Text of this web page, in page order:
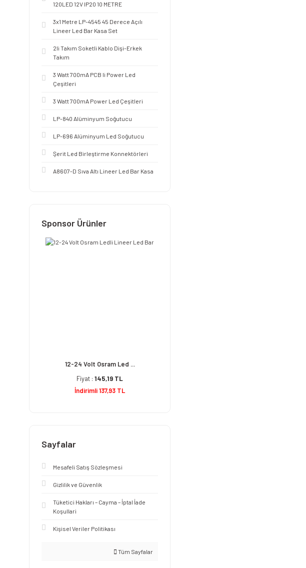
120LED 12V IP20 10 METRE
3x1 Metre LP-4545 45 Derece Açılı
Lineer Led Bar Kasa Set
2li Takım Soketli Kablo Dişi-Erkek
Takım
3 Watt 700mA PCB li Power Led
Çeşitleri
3 Watt 700mA Power Led Çeşitleri
LP-840 Alüminyum Soğutucu
LP-696 Alüminyum Led Soğutucu
Şerit Led Birleştirme Konnektörleri
A8607-D Sıva Altı Lineer Led Bar Kasa
Sponsor Ürünler
12-24 Volt Osram Led ...
Fiyat : 145,19 TL
İndirimli 137,93 TL
Sayfalar
Mesafeli Satış Sözleşmesi
Gizlilik ve Güvenlik
Tüketici Hakları – Cayma – İptal İade
Koşullari
Kişisel Veriler Politikası
Tüm Sayfalar